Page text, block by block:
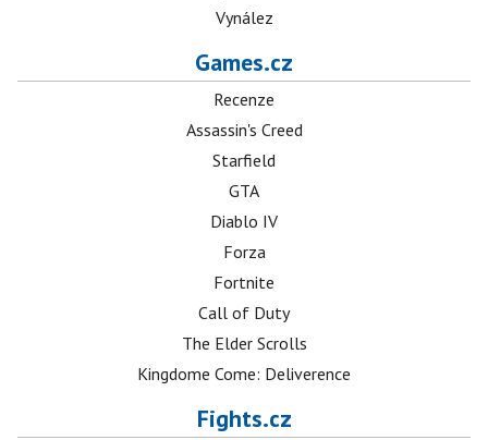
Vynález
Games.cz
Recenze
Assassin's Creed
Starfield
GTA
Diablo IV
Forza
Fortnite
Call of Duty
The Elder Scrolls
Kingdome Come: Deliverence
Fights.cz